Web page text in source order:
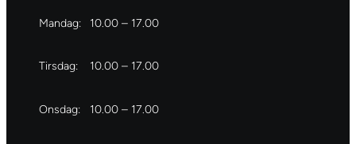
Mandag: 10.00 – 17.00
Tirsdag: 10.00 – 17.00
Onsdag: 10.00 – 17.00